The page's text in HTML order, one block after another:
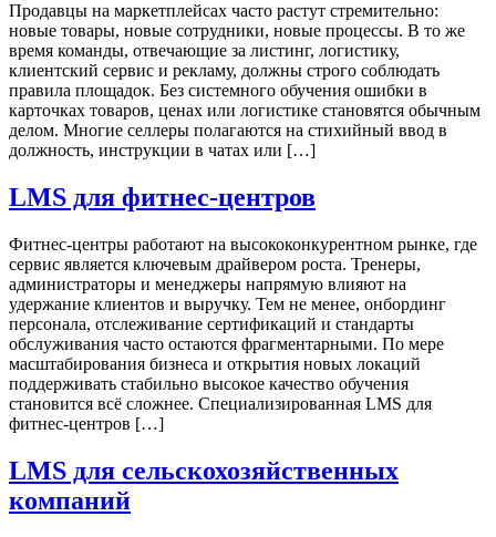
Продавцы на маркетплейсах часто растут стремительно:
новые товары, новые сотрудники, новые процессы. В то же
время команды, отвечающие за листинг, логистику,
клиентский сервис и рекламу, должны строго соблюдать
правила площадок. Без системного обучения ошибки в
карточках товаров, ценах или логистике становятся обычным
делом. Многие селлеры полагаются на стихийный ввод в
должность, инструкции в чатах или […]
LMS для фитнес-центров
Фитнес-центры работают на высококонкурентном рынке, где
сервис является ключевым драйвером роста. Тренеры,
администраторы и менеджеры напрямую влияют на
удержание клиентов и выручку. Тем не менее, онбординг
персонала, отслеживание сертификаций и стандарты
обслуживания часто остаются фрагментарными. По мере
масштабирования бизнеса и открытия новых локаций
поддерживать стабильно высокое качество обучения
становится всё сложнее. Специализированная LMS для
фитнес-центров […]
LMS для сельскохозяйственных
компаний